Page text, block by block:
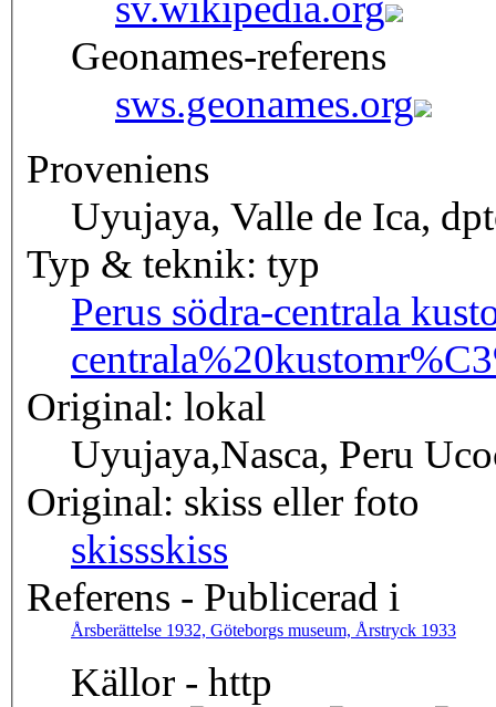
Geonames-referens
sws.geonames.org
Proveniens
Uyujaya, Valle de Ica,
Typ & teknik: typ
Perus södra-centrala
Original: lokal
Uyujaya,Nasca, Peru
Original: skiss eller foto
skissskiss
Referens - Publicerad i
Årsberättelse 1932, Göteborgs museum, Årstryck 1933
Källor - http